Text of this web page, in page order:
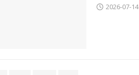
2026-07-14